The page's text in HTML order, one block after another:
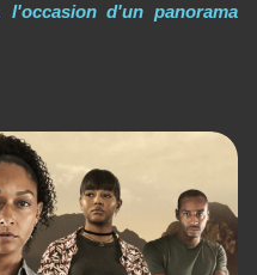
l'occasion d'un panorama